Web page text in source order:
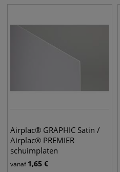
Airplac® GRAPHIC Satin /
Airplac® PREMIER
schuimplaten
vanaf 1,65 €